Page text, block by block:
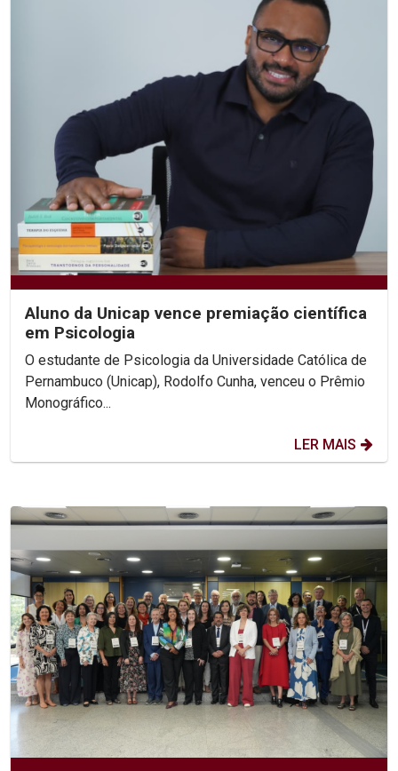
Aluno da Unicap vence premiação científica
em Psicologia
O estudante de Psicologia da Universidade Católica de
Pernambuco (Unicap), Rodolfo Cunha, venceu o Prêmio
Monográfico...
LER MAIS